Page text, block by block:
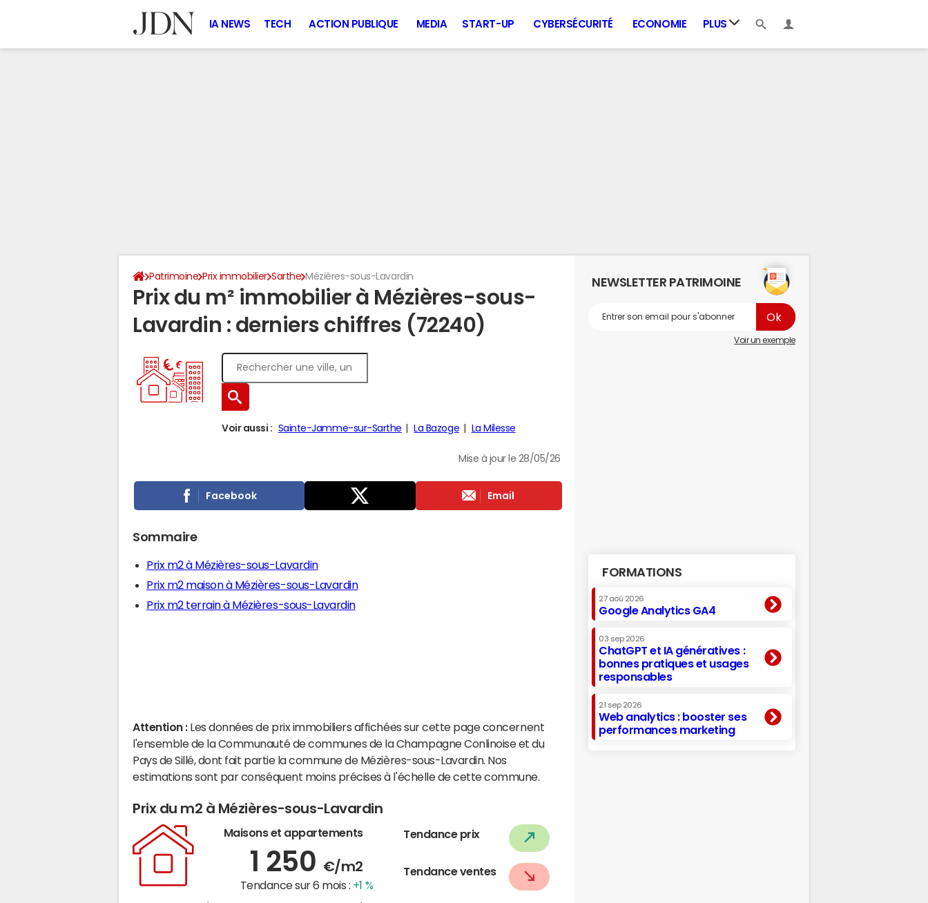
IA NEWS TECH ACTION PUBLIQUE MEDIA START-UP CYBERSÉCURITÉ ECONOMIE PLUS
Patrimoine Prix immobilier Sarthe Mézières-sous-Lavardin
Prix du m² immobilier à Mézières-sous-
Lavardin : derniers chiffres (72240)
Voir aussi : Sainte-Jamme-sur-Sarthe La Bazoge La Milesse
Mise à jour le 28/05/26
Facebook Email
Sommaire
Prix m2 à Mézières-sous-Lavardin
Prix m2 maison à Mézières-sous-Lavardin
Prix m2 terrain à Mézières-sous-Lavardin
Attention : Les données de prix immobiliers affichées sur cette page concernent
l'ensemble de la Communauté de communes de la Champagne Conlinoise et du
Pays de Sillé, dont fait partie la commune de Mézières-sous-Lavardin. Nos
estimations sont par conséquent moins précises à l'échelle de cette commune.
Prix du m2 à Mézières-sous-Lavardin
Maisons et appartements
1 250 €/m2
Tendance sur 6 mois : +1 %
Tendance prix
Tendance ventes
NEWSLETTER PATRIMOINE
Voir un exemple
FORMATIONS
27 aoû 2026
Google Analytics GA4
03 sep 2026
ChatGPT et IA génératives :
bonnes pratiques et usages
responsables
21 sep 2026
Web analytics : booster ses
performances marketing